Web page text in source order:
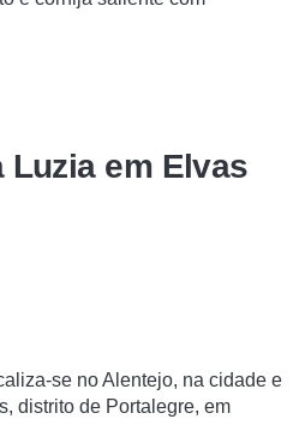
Luzia em Elvas
se no Alentejo, na cidade e
distrito de Portalegre, em